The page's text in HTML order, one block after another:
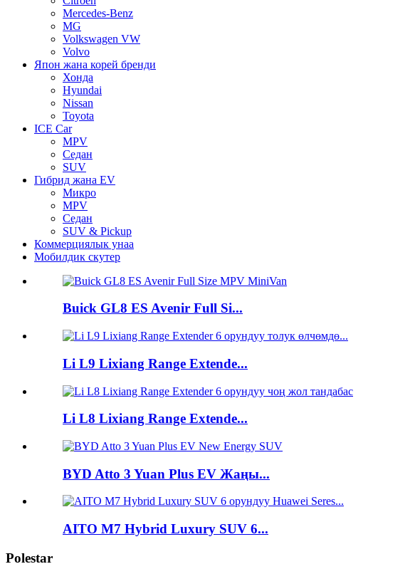
Mercedes-Benz
MG
Volkswagen VW
Volvo
Япон жана корей бренди
Хонда
Hyundai
Nissan
Toyota
ICE Car
MPV
Седан
SUV
Гибрид жана EV
Микро
MPV
Седан
SUV & Pickup
Коммерциялык унаа
Мобилдик скутер
Buick GL8 ES Avenir Full Si...
Li L9 Lixiang Range Extende...
Li L8 Lixiang Range Extende...
BYD Atto 3 Yuan Plus EV Жаңы...
AITO M7 Hybrid Luxury SUV 6...
Polestar